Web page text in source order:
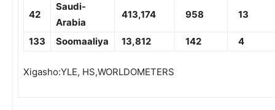
42
Saudi-
Arabia
413,174 958 13
133 Soomaaliya 13,812 142 4
Xigasho:YLE, HS,WORLDOMETERS